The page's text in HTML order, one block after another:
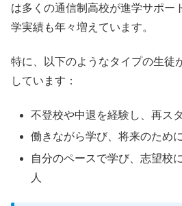
は多くの通信制高校が進学サポー
学実績も年々増えています。
特に、以下のようなタイプの生徒
しています：
不登校や中退を経験し、再ス
働きながら学び、将来のため
自分のペースで学び、志望校
人